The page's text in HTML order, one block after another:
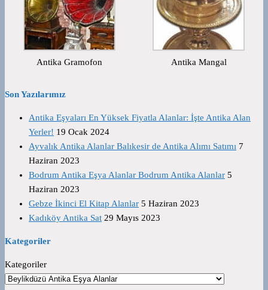
Antika Gramofon Antika Mangal
Son Yazılarımız
Antika Eşyaları En Yüksek Fiyatla Alanlar: İşte Antika Alan
Yerler! 19 Ocak 2024
Ayvalık Antika Alanlar Balıkesir de Antika Alımı Satımı 7
Haziran 2023
Bodrum Antika Eşya Alanlar Bodrum Antika Alanlar 5
Haziran 2023
Gebze İkinci El Kitap Alanlar 5 Haziran 2023
Kadıköy Antika Sat 29 Mayıs 2023
Kategoriler
Kategoriler